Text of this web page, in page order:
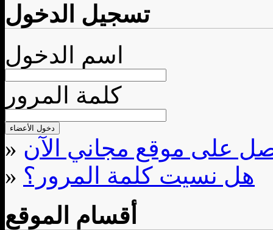
تسجيل الدخول
اسم الدخول
كلمة المرور
»
» هل نسيت كلمة المرور؟
أقسام الموقع